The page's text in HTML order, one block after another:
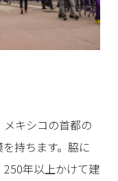
キシコの首都の
持ちます。脇に
年以上かけて建